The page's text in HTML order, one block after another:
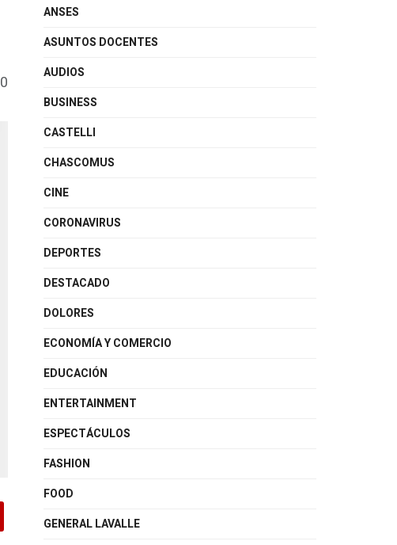
0
ANSES
ASUNTOS DOCENTES
AUDIOS
BUSINESS
CASTELLI
CHASCOMUS
CINE
CORONAVIRUS
DEPORTES
DESTACADO
DOLORES
ECONOMÍA Y COMERCIO
EDUCACIÓN
ENTERTAINMENT
ESPECTÁCULOS
FASHION
FOOD
GENERAL LAVALLE